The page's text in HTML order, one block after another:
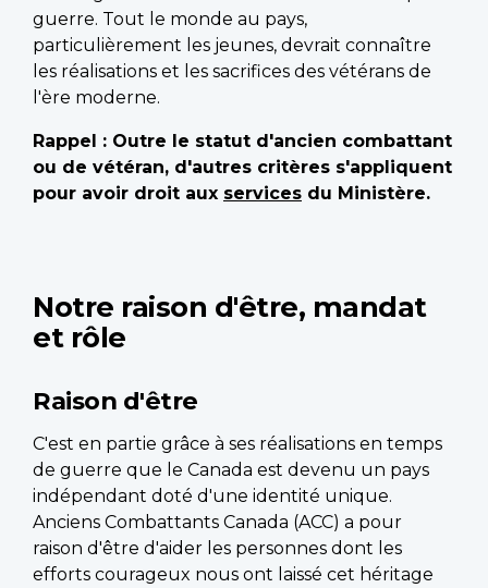
guerre. Tout le monde au pays,
particulièrement les jeunes, devrait connaître
les réalisations et les sacrifices des vétérans de
l'ère moderne.
Rappel : Outre le statut d'ancien combattant
ou de vétéran, d'autres critères s'appliquent
pour avoir droit aux services du Ministère.
Notre raison d'être, mandat
et rôle
Raison d'être
C'est en partie grâce à ses réalisations en temps
de guerre que le Canada est devenu un pays
indépendant doté d'une identité unique.
Anciens Combattants Canada (ACC) a pour
raison d'être d'aider les personnes dont les
efforts courageux nous ont laissé cet héritage